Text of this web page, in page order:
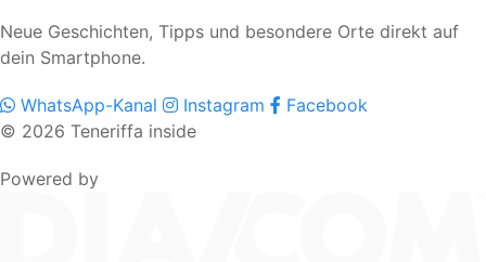
Neue Geschichten, Tipps und besondere Orte direkt auf
dein Smartphone.
WhatsApp-Kanal Instagram
Facebook
© 2026 Teneriffa inside
Powered by